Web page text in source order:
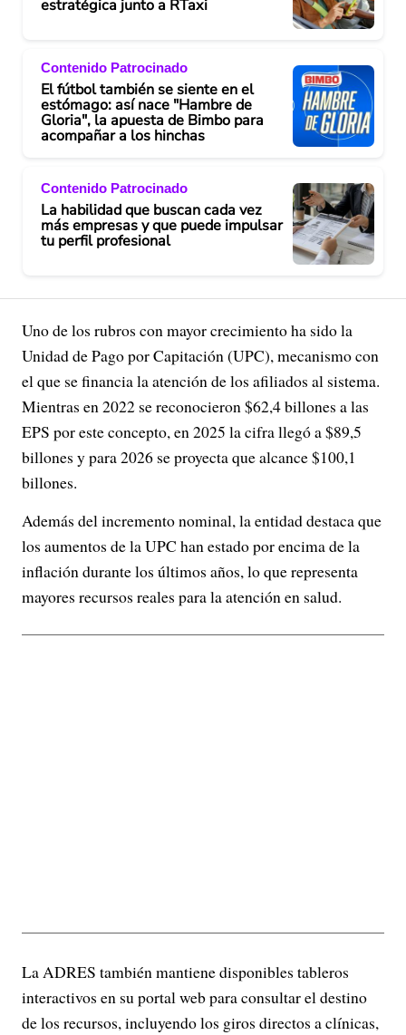
estratégica junto a RTaxi
Contenido Patrocinado
El fútbol también se siente en el
estómago: así nace "Hambre de
Gloria", la apuesta de Bimbo para
acompañar a los hinchas
Contenido Patrocinado
La habilidad que buscan cada vez
más empresas y que puede impulsar
tu perfil profesional
Uno de los rubros con mayor crecimiento ha sido la
Unidad de Pago por Capitación (UPC), mecanismo con
el que se financia la atención de los afiliados al sistema.
Mientras en 2022 se reconocieron $62,4 billones a las
EPS por este concepto, en 2025 la cifra llegó a $89,5
billones y para 2026 se proyecta que alcance $100,1
billones.
Además del incremento nominal, la entidad destaca que
los aumentos de la UPC han estado por encima de la
inflación durante los últimos años, lo que representa
mayores recursos reales para la atención en salud.
La ADRES también mantiene disponibles tableros
interactivos en su portal web para consultar el destino
de los recursos, incluyendo los giros directos a clínicas,